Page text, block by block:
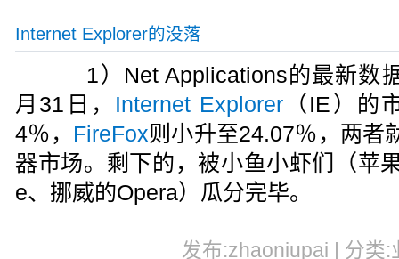
Internet Explorer的没落
1）Net Applications的最新数
月31日， Internet Explorer（IE）的
4％， FireFox则小升至24.07％，两者
器市场。剩下的，被小鱼小虾们（苹
e、挪威的Opera）瓜分完毕。
发布:zhaoniupai | 分类